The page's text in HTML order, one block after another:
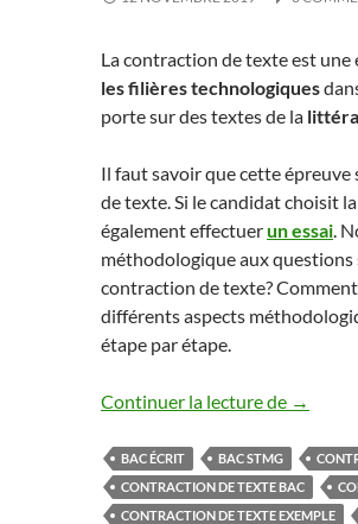
La contraction de texte est
les filières technologiques
porte sur des textes de la
Il faut savoir que cette épreuve
de texte. Si le candidat choisit
également effectuerun essai.
méthodologique aux questions
contraction de texte?
différents aspects
étape par étape.
Continuer la lecture de →
BAC ÉCRIT BAC STMG
CONTRACTION DE TEXTE BAC
CONTRACTION DE TEXTE EXEMPLE